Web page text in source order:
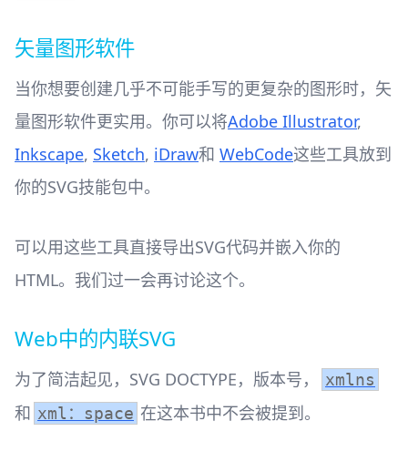
矢量图形软件
当你想要创建几乎不可能手写的更复杂的图形时，矢
量图形软件更实用。你可以将Adobe Illustrator,
Inkscape, Sketch, iDraw和 WebCode这些工具放到
你的SVG技能包中。
可以用这些工具直接导出SVG代码并嵌入你的
HTML。我们过一会再讨论这个。
Web中的内联SVG
为了简洁起见，SVG DOCTYPE，版本号， xmlns
和 xml：space 在这本书中不会被提到。